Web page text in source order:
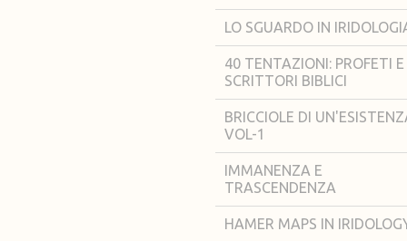
LO SGUARDO IN
40 TENTAZIONI: PROFETI E
SCRITTORI BIBLICI
BRICCIOLE DI
VOL-1
IMMANENZA E
TRASCENDENZA
HAMER MAPS IN